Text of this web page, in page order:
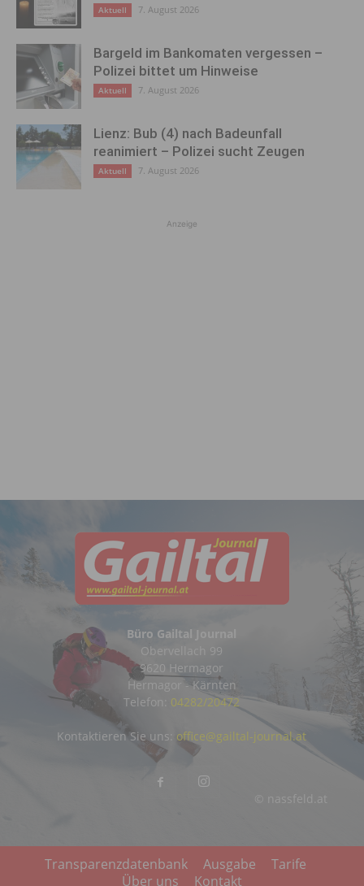
Aktuell 7. August 2026
Bargeld im Bankomaten vergessen –
Polizei bittet um Hinweise
Aktuell 7. August 2026
Lienz: Bub (4) nach Badeunfall
reanimiert – Polizei sucht Zeugen
Aktuell 7. August 2026
Anzeige
Büro Gailtal Journal
Obervellach 99
9620 Hermagor
Hermagor - Kärnten
Telefon: 04282/20472
© nassfeld.at
Kontaktieren Sie uns: office@gailtal-journal.at
Transparenzdatenbank Ausgabe
Tarife
Über uns
Kontakt